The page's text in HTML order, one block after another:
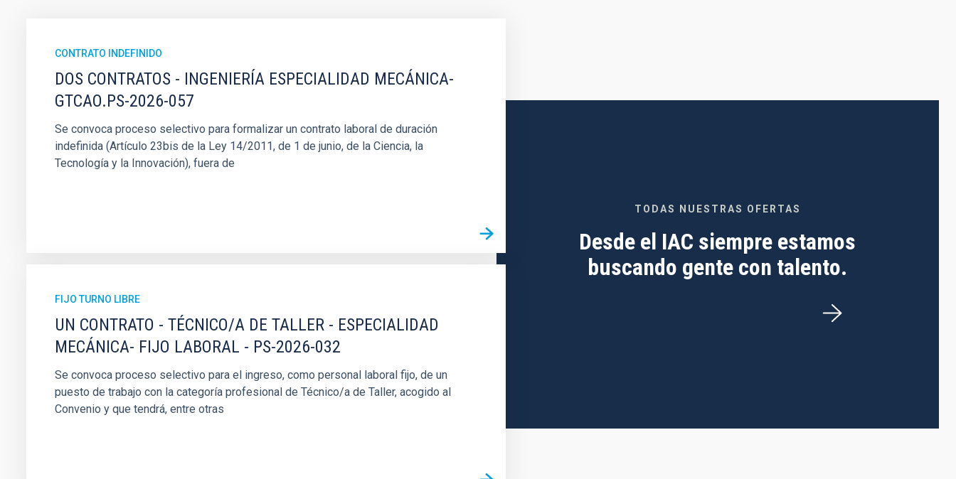
CONTRATO INDEFINIDO
DOS CONTRATOS - INGENIERÍA ESPECIALIDAD MECÁNICA-
GTCAO.PS-2026-057
Se convoca proceso selectivo para formalizar un contrato laboral de duración
indefinida (Artículo 23bis de la Ley 14/2011, de 1 de junio, de la Ciencia, la
Tecnología y la Innovación), fuera de
FIJO TURNO LIBRE
UN CONTRATO - TÉCNICO/A DE TALLER - ESPECIALIDAD
MECÁNICA- FIJO LABORAL - PS-2026-032
Se convoca proceso selectivo para el ingreso, como personal laboral fijo, de un
puesto de trabajo con la categoría profesional de Técnico/a de Taller, acogido al
Convenio y que tendrá, entre otras
TODAS NUESTRAS OFERTAS
Desde el IAC siempre estamos
buscando gente con talento.